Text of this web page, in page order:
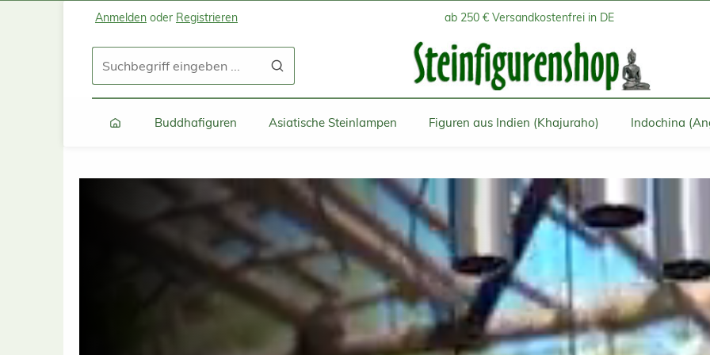
Zum Hauptinhalt springen
Zur Suche springen
Zur Hauptnavigation springen
Anmelden oder Registrieren ab 250 € Versandkostenfrei in DE
Buddhafiguren Asiatische Steinlampen Figuren aus Indien (Khajuraho) Indochina
Bildergalerie überspringen